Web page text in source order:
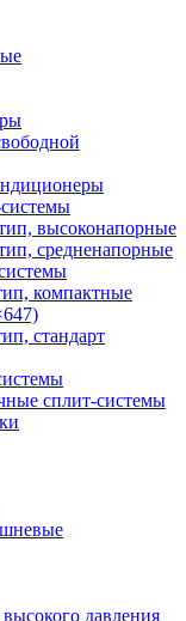
высоконапорные
средненапорные
компактные
стандарт
сплит-системы
давления